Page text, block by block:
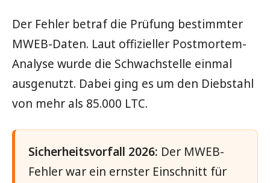
Der Fehler betraf die Prüfung bestimmter
MWEB-Daten. Laut offizieller Postmortem-
Analyse wurde die Schwachstelle einmal
ausgenutzt. Dabei ging es um den Diebstahl
von mehr als 85.000 LTC.
Sicherheitsvorfall 2026: Der MWEB-
Fehler war ein ernster Einschnitt für